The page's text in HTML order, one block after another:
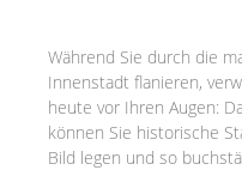
Während Sie durch die
Innenstadt flanieren,
heute vor Ihren Augen:
können Sie historische
Bild legen und so